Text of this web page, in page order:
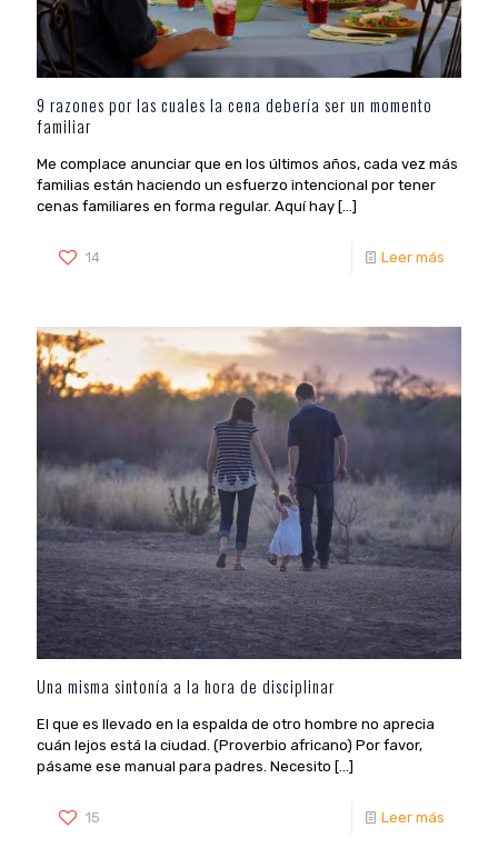
9 razones por las cuales la cena debería ser un momento
familiar
Me complace anunciar que en los últimos años, cada vez más
familias están haciendo un esfuerzo intencional por tener
cenas familiares en forma regular. Aquí hay […]
14 Leer más
Una misma sintonía a la hora de disciplinar
El que es llevado en la espalda de otro hombre no aprecia
cuán lejos está la ciudad. (Proverbio africano) Por favor,
pásame ese manual para padres. Necesito […]
15 Leer más